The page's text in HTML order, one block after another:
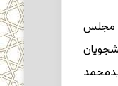
در مجلس
دانشجویان